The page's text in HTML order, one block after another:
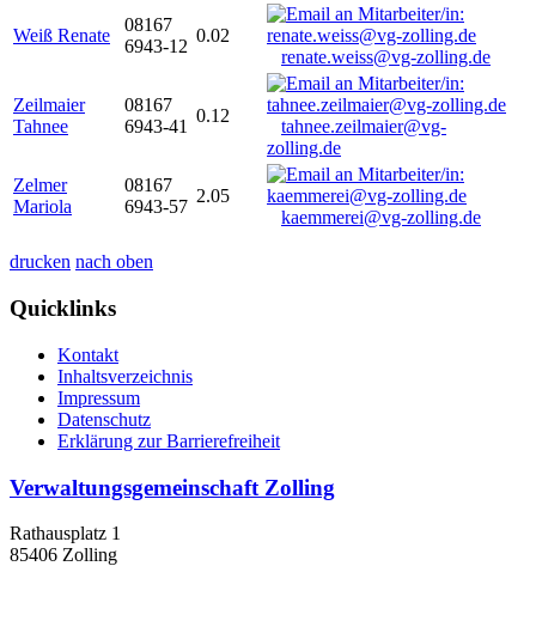
Weiß Renate
08167
6943-12
0.02
renate.weiss@vg-zolling.de
Zeilmaier
Tahnee
08167
6943-41
0.12
tahnee.zeilmaier@vg-
zolling.de
Zelmer
Mariola
08167
6943-57
2.05
kaemmerei@vg-zolling.de
drucken nach oben
Quicklinks
Kontakt
Inhaltsverzeichnis
Impressum
Datenschutz
Erklärung zur Barrierefreiheit
Verwaltungsgemeinschaft Zolling
Rathausplatz 1
85406 Zolling